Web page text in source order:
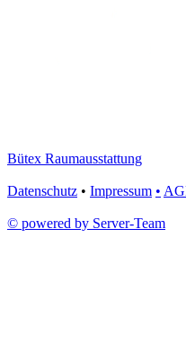
Bütex Raumausstattung
Datenschutz • Impressum •
© powered by Server-Team